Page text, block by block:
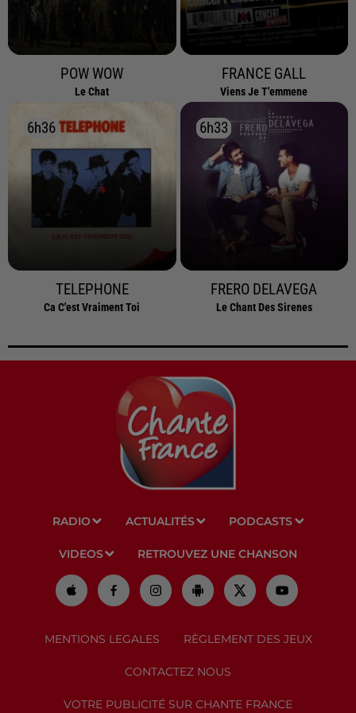
POW WOW
Le Chat
FRANCE GALL
Viens Je T'emmene
6h36
6h36
TELEPHONE
Ca C'est Vraiment Toi
6h33
6h33
FRERO DELAVEGA
Le Chant Des Sirenes
RADIO ACTUALITÉS PODCASTS
VIDEOS RETROUVEZ UNE CHANSON
MENTIONS LEGALES RÈGLEMENT DES JEUX
CONTACTEZ NOUS
VOTRE PUBLICITÉ SUR CHANTE FRANCE